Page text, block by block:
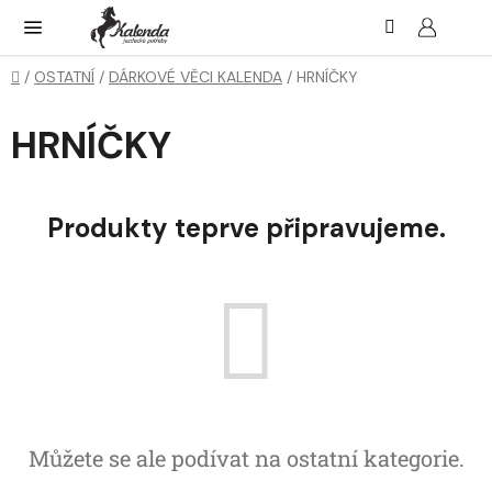
obsah
Domů
/ OSTATNÍ / DÁRKOVÉ VĚCI KALENDA / HRNÍČKY
HRNÍČKY
Produkty teprve připravujeme.
Můžete se ale podívat na ostatní kategorie.